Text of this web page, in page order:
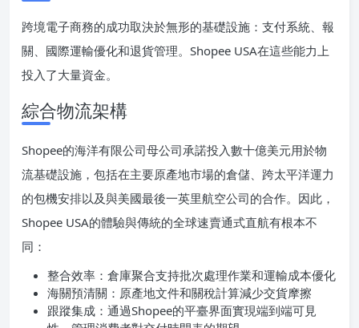
跨境電子商務的成功取決於無形的基礎設施：支付系統、報
關、國際運輸優化和退貨管理。Shopee USA在這些能力上
投入了大量資金。
綜合物流架構
Shopee的海洋有限公司母公司承諾投入數十億美元用於物
流基礎設施，包括在主要原產地市場的倉儲、跨太平洋運力
的包機安排以及與美國最後一英里航空公司的合作。因此，
Shopee USA的體驗與傳統的全球速賣通式直航有根本不
同：
整合效率：倉庫聚合支持批次處理作業和運輸成本優化
海關預清關：原產地文件和關稅計算減少交貨摩擦
跟蹤集成：通過Shopee的平臺界面實現端到端可見